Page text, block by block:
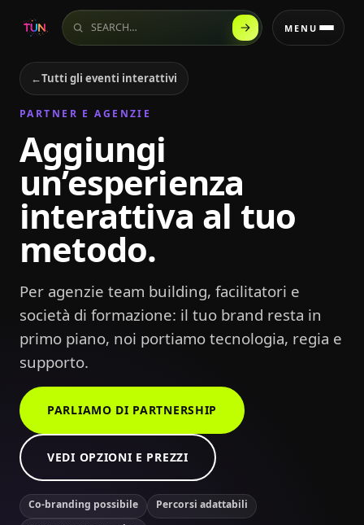
Search the website MENU
←Tutti gli eventi interattivi
PARTNER E AGENZIE
Aggiungi
un’esperienza
interattiva al tuo
metodo.
Per agenzie team building, facilitatori e
società di formazione: il tuo brand resta in
primo piano, noi portiamo tecnologia, regia e
supporto.
PARLIAMO DI PARTNERSHIP
VEDI OPZIONI E PREZZI
Co-branding possibile
Percorsi adattabili